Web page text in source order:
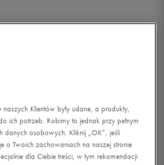
Klientów były udane, a produkty,
ich potrzeb. Robimy to jednak przy pełnym
danych osobowych. Kliknij „OK”, jeśli
o Twoich zachowaniach na naszej stronie
dla Ciebie treści, w tym rekomendacji